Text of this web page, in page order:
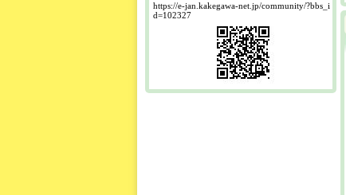
https://e-jan.kakegawa-net.jp/community/?bbs_i
d=102327